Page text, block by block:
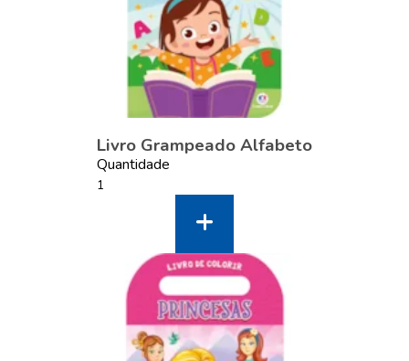
Livro Grampeado Alfabeto
Quantidade